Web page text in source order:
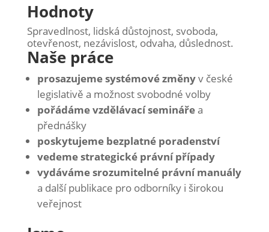
Hodnoty
Spravedlnost, lidská důstojnost, svoboda,
otevřenost, nezávislost, odvaha, důslednost.
Naše práce
prosazujemesystémové změnyv české
legislativě a možnost svobodné volby
pořádáme vzdělávacíseminářea
přednášky
poskytujeme bezplatné poradenství
vedeme strategické právní případy
vydáváme srozumitelné právní manuály
a další publikace pro odborníky i širokou
veřejnost